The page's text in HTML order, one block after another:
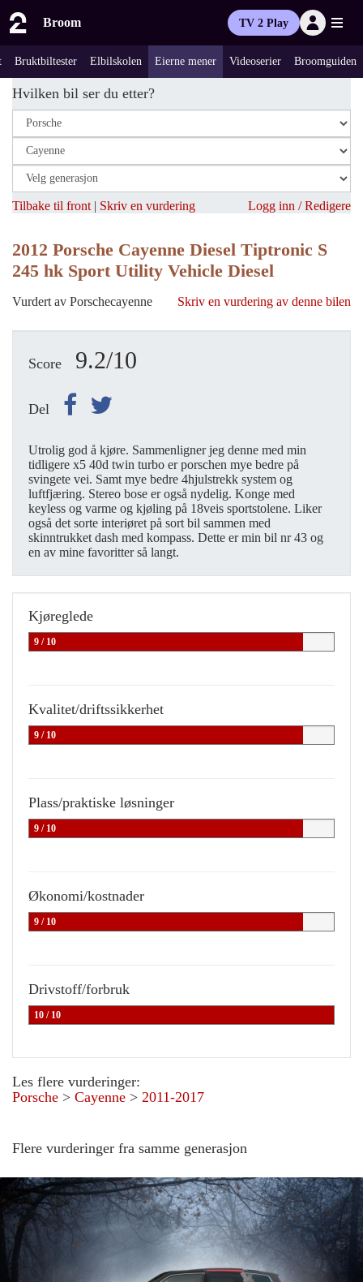
Broom TV 2 Play
Bruktbiltester Elbilskolen Eierne mener Videoserier Broomguiden
Hvilken bil ser du etter?
Tilbake til front | Skriv en vurdering Logg inn / Redigere
2012 Porsche Cayenne Diesel Tiptronic S
245 hk Sport Utility Vehicle Diesel
Vurdert av Porschecayenne Skriv en vurdering av denne bilen
Score 9.2/10
Del
Utrolig god å kjøre. Sammenligner jeg denne med min
tidligere x5 40d twin turbo er porschen mye bedre på
svingete vei. Samt mye bedre 4hjulstrekk system og
luftfjæring. Stereo bose er også nydelig. Konge med
keyless og varme og kjøling på 18veis sportstolene. Liker
også det sorte interiøret på sort bil sammen med
skinntrukket dash med kompass. Dette er min bil nr 43 og
en av mine favoritter så langt.
Kjøreglede
9 / 10
Kvalitet/driftssikkerhet
9 / 10
Plass/praktiske løsninger
9 / 10
Økonomi/kostnader
9 / 10
Drivstoff/forbruk
10 / 10
Les flere vurderinger:
Porsche > Cayenne > 2011-2017
Flere vurderinger fra samme generasjon